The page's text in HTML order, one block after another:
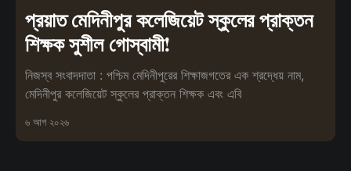
প্রয়াত মেদিনীপুর কলেজিয়েট স্কুলের প্রাক্তন
শিক্ষক সুশীল গোস্বামী!
নিজস্ব সংবাদদাতা : পশ্চিম মেদিনীপুরের শিক্ষাজগতের এক শ্রদ্ধেয় নাম,
মেদিনীপুর কলেজিয়েট স্কুলের প্রাক্তন শিক্ষক এবং এবি
৬ আগ ২০২৬